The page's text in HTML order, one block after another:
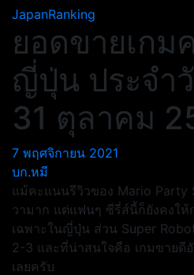
JapanRanking
ยอดขายเกม
ญี่ปุ่น ประจำ
31 ตุลาคม
7 พฤศจิกายน 2021
บก.หมี
แม้คะแนนรีวิวของ Mario Party
วามาก แต่แฟนๆ ซีรี่ส์นี้ก็ยังคงให้
เฉพาะในญี่ปุ่น ส่วน Super
2-3 และที่น่าสนใจคือ เกมขายดี
เลยครับ